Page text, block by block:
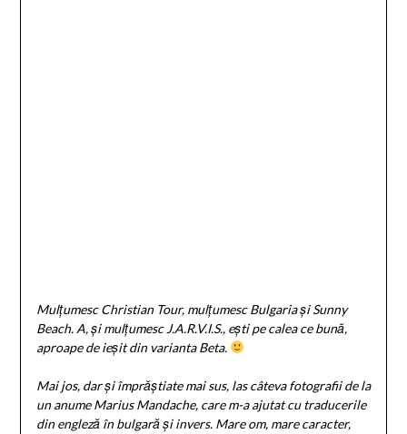
Mulțumesc Christian Tour, mulțumesc Bulgaria și Sunny
Beach. A, și mulțumesc J.A.R.V.I.S., ești pe calea ce bună,
aproape de ieșit din varianta Beta.
Mai jos, dar și împrăștiate mai sus, las câteva fotografii de la
un anume Marius Mandache, care m-a ajutat cu traducerile
din engleză în bulgară și invers. Mare om, mare caracter,